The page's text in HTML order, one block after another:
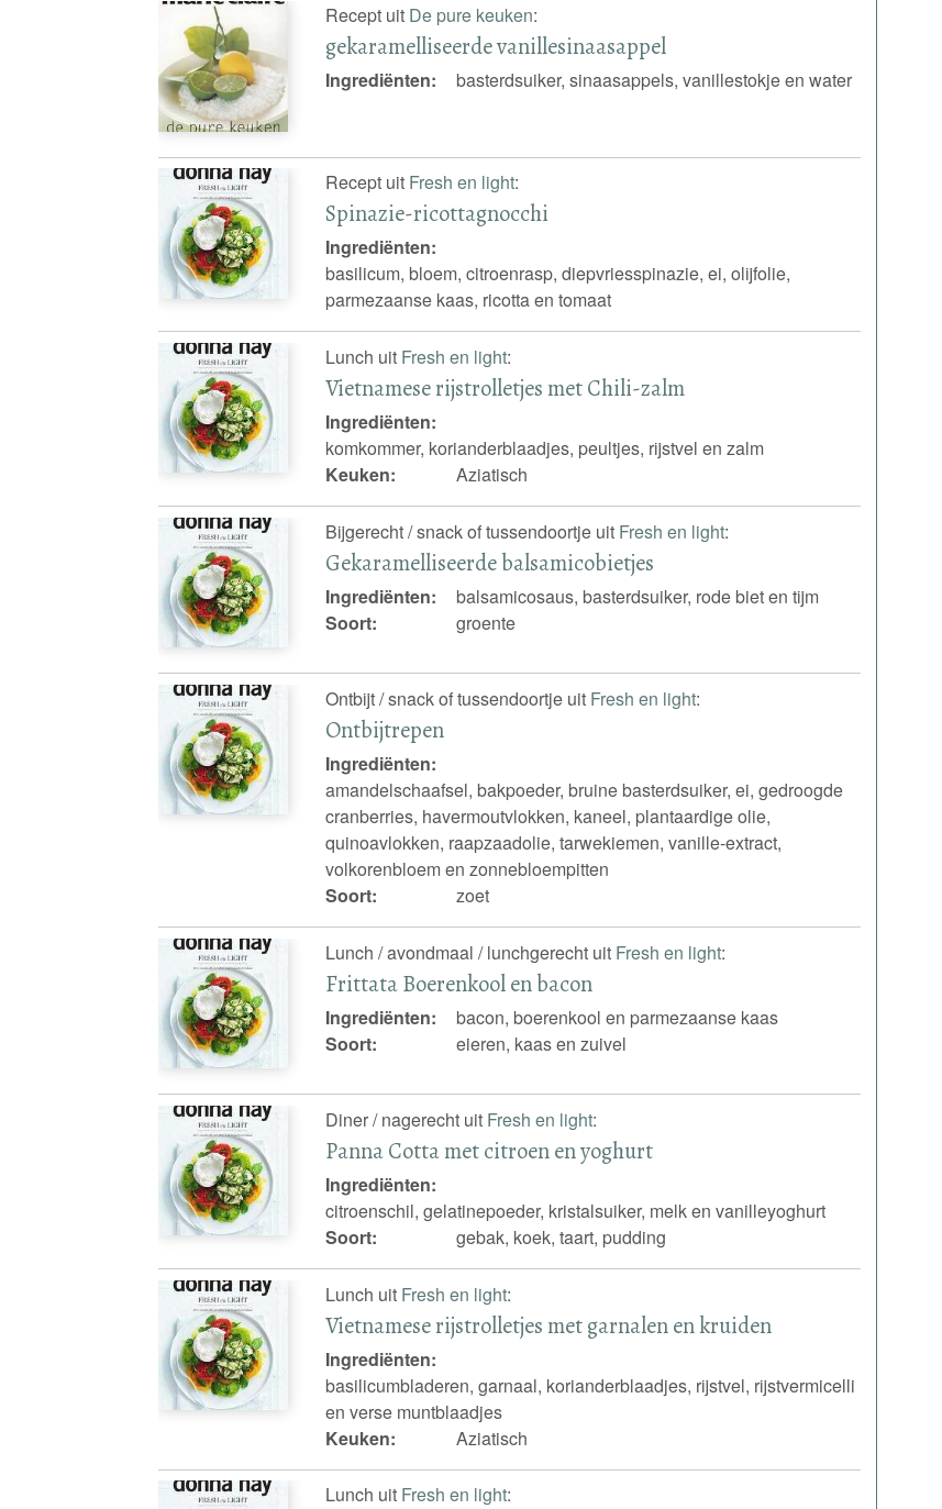
Recept uit De pure keuken:
gekaramelliseerde vanillesinaasappel
Ingrediënten: basterdsuiker, sinaasappels, vanillestokje en water
Recept uit Fresh en light:
Spinazie-ricottagnocchi
Ingrediënten:
basilicum, bloem, citroenrasp, diepvriesspinazie, ei, olijfolie,
parmezaanse kaas, ricotta en tomaat
Lunch uit Fresh en light:
Vietnamese rijstrolletjes met Chili-zalm
Ingrediënten:
komkommer, korianderblaadjes, peultjes, rijstvel en zalm
Keuken:
Aziatisch
Bijgerecht / snack of tussendoortje uit Fresh en light:
Gekaramelliseerde balsamicobietjes
Ingrediënten:
balsamicosaus, basterdsuiker, rode biet en tijm
Soort:
groente
Ontbijt / snack of tussendoortje uit Fresh en light:
Ontbijtrepen
Ingrediënten:
amandelschaafsel, bakpoeder, bruine basterdsuiker, ei, gedroogde
cranberries, havermoutvlokken, kaneel, plantaardige olie,
quinoavlokken, raapzaadolie, tarwekiemen, vanille-extract,
volkorenbloem en zonnebloempitten
Soort:
zoet
Lunch / avondmaal / lunchgerecht uit Fresh en light:
Frittata Boerenkool en bacon
Ingrediënten:
bacon, boerenkool en parmezaanse kaas
Soort:
eieren, kaas en zuivel
Diner / nagerecht uit Fresh en light:
Panna Cotta met citroen en yoghurt
Ingrediënten:
citroenschil, gelatinepoeder, kristalsuiker, melk en vanilleyoghurt
Soort:
gebak, koek, taart, pudding
Lunch uit Fresh en light:
Vietnamese rijstrolletjes met garnalen en kruiden
Ingrediënten:
basilicumbladeren, garnaal, korianderblaadjes, rijstvel, rijstvermicelli
en verse muntblaadjes
Keuken:
Aziatisch
Lunch uit Fresh en light: